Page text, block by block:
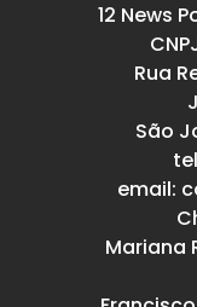
12 News
Rua
São
email:
Mariana